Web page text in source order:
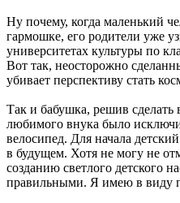
Ну почему, когда маленький
гармошке, его родители уже
университетах культуры по
Вот так, неосторожно
убивает перспективу стать
Так и бабушка, решив сделать
любимого внука было
велосипед. Для начала
в будущем. Хотя не могу не
созданию светлого детского
правильными. Я имею в виду